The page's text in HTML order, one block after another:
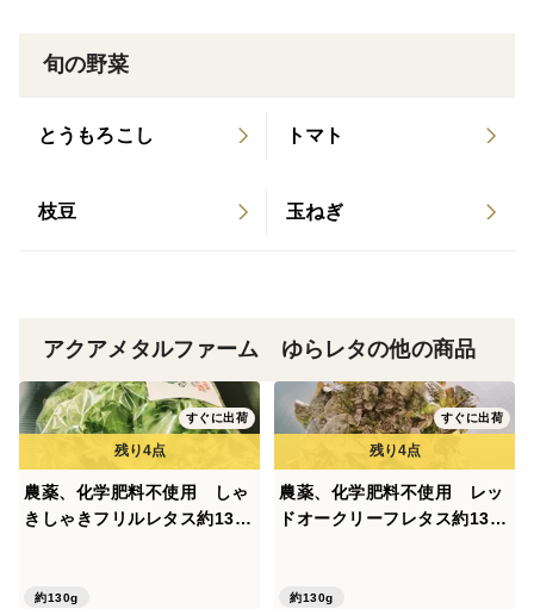
旬の野菜
とうもろこし トマト
枝豆 玉ねぎ
アクアメタルファーム ゆらレタの他の商品
すぐに出荷
農薬、化学肥料不使用 しゃ
きしゃきフリルレタス約130
約130g
すぐに出荷
農薬、化学肥料不使用 レッ
ドオークリーフレタス約130
約130g